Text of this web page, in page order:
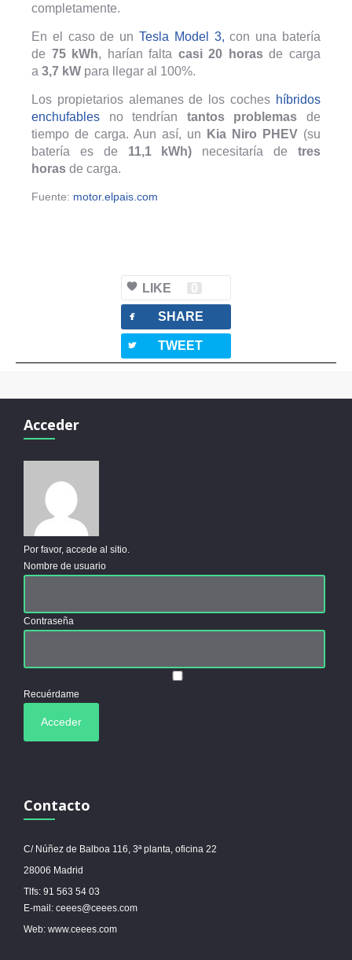
completamente.
En el caso de un Tesla Model 3, con una batería
de 75 kWh, harían falta casi 20 horasde carga
a 3,7 kW para llegar al 100%.
Los propietarios alemanes de los coches híbridos
enchufables no tendrían tantos problemas de
tiempo de carga. Aun así, un
Kia Niro PHEV (su
batería es de 11,1 kWh) necesitaría detres
horas de carga.
Fuente: motor.elpais.com
LIKE 0
facebook SHARE
twitterbird TWEET
Acceder
Por favor, accede al sitio.
Nombre de usuario
Contraseña
Recuérdame
Contacto
C/ Núñez de Balboa 116, 3ª planta, oficina 22
28006 Madrid
Tlfs: 91 563 54 03
E-mail: ceees@ceees.com
Web: www.ceees.com